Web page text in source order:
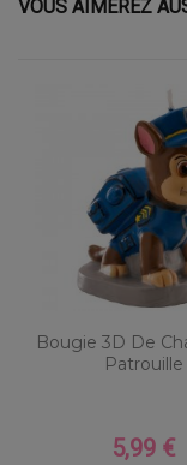
VOUS AIMEREZ
Bougie 3D De
Patrouille
Prix
5,99 €